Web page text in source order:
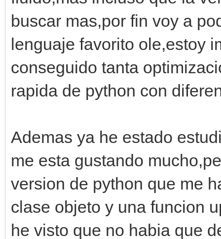
buscar mas,por fin voy a
lenguaje favorito ole,estoy
conseguido tanta
rapida de python con
Ademas ya he estado
me esta gustando
version de python que me
clase objeto y una funcion
he visto que no habia que